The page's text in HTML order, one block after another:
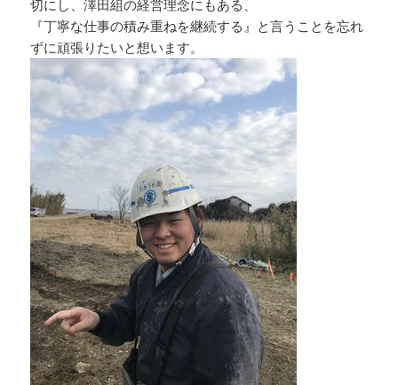
切にし、澤田組の経営理念にもある、
『丁寧な仕事の積み重ねを継続する』と言うことを忘れ
ずに頑張りたいと想います。